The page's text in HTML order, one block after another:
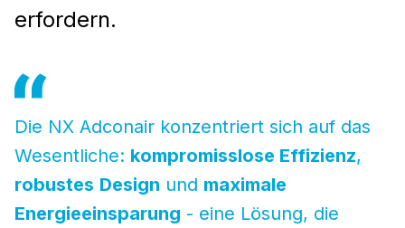
erfordern.
Die NX Adconair konzentriert sich auf das
Wesentliche: kompromisslose Effizienz,
robustes Design und maximale
Energieeinsparung - eine Lösung, die